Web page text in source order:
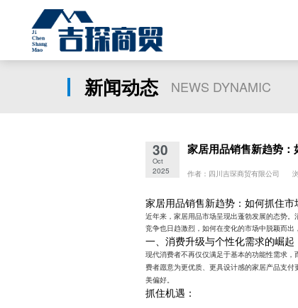
新闻动态 NEWS DYNAMIC
30
Oct
2025
家居用品销售新趋势：
作者：四川吉琛商贸有限公司
家居用品销售新趋势：如何抓住市
近年来，家居用品市场呈现出蓬勃发展的态势
竞争也日趋激烈，如何在变化的市场中脱颖而出
一、消费升级与个性化需求的崛起
现代消费者不再仅仅满足于基本的功能性需求
费者愿意为更优质、更具设计感的家居产品支付
美偏好。
抓住机遇：